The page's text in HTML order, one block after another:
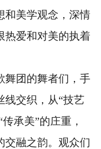
和美学观念，深情
热爱和对美的执着
团的舞者们，手
线交织，从“技艺
承美”的庄重，
交融之韵。观众们